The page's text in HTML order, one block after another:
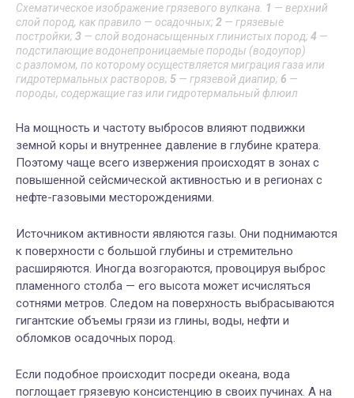
Схематическое изображение грязевого вулкана. 1 — верхний
слой пород, как правило — осадочных;2 — грязевые
постройки;3 — слой водонасыщенных глинистых пород;4 —
подстилающие водонепроницаемые породы (водоупор)
с разломом, по которому осуществляется миграция газа или
гидротермальных растворов;5 — грязевой диапир; 6 —
породы, содержащие газ или гидротермальный флюил
На мощность и частоту выбросов влияют подвижки
земной коры и внутреннее давление в глубине кратера.
Поэтому чаще всего извержения происходят в зонах с
повышенной сейсмической активностью и в регионах с
нефте-газовыми месторождениями.
Источником активности являются газы. Они поднимаются
к поверхности с большой глубины и стремительно
расширяются. Иногда возгораются, провоцируя выброс
пламенного столба — его высота может исчисляться
сотнями метров. Следом на поверхность выбрасываются
гигантские объемы грязи из глины, воды, нефти и
обломков осадочных пород.
Если подобное происходит посреди океана, вода
поглощает грязевую консистенцию в своих пучинах. А на